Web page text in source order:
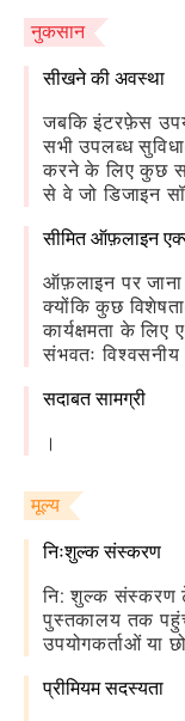
नुकसान
सीखने की अवस्था
जबकि इंटरफ़ेस
सभी उपलब्ध
करने के लिए कुछ
से वे जो डिजाइन
सीमित ऑफ़लाइन
ऑफ़लाइन पर जाना
क्योंकि कुछ
कार्यक्षमता के
संभवतः विश्वसनीय
सदाबत सामग्री
।
मूल्य
निःशुल्क संस्करण
नि: शुल्क संस्करण
पुस्तकालय तक
उपयोगकर्ताओं या
प्रीमियम सदस्यता